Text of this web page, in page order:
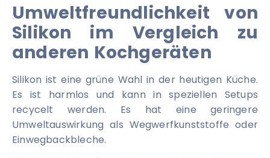
Umweltfreundlichkeit von
Silikon im Vergleich zu
anderen Kochgeräten
Silikon ist eine grüne Wahl in der heutigen Küche.
Es ist harmlos und kann in speziellen Setups
recycelt werden. Es hat eine geringere
Umweltauswirkung als Wegwerfkunststoffe oder
Einwegbackbleche.